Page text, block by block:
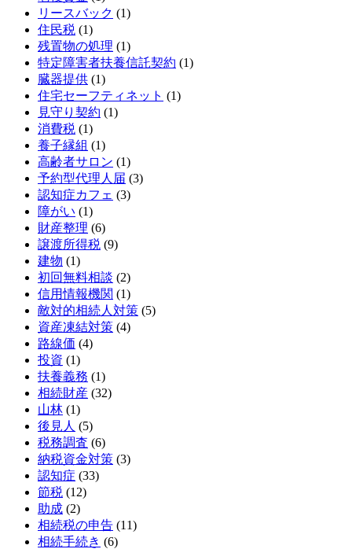
リースバック (1)
住民税 (1)
残置物の処理 (1)
特定障害者扶養信託契約 (1)
臓器提供 (1)
住宅セーフティネット (1)
見守り契約 (1)
消費税 (1)
養子縁組 (1)
高齢者サロン (1)
予約型代理人届 (3)
認知症カフェ (3)
障がい (1)
財産整理 (6)
譲渡所得税 (9)
建物 (1)
初回無料相談 (2)
信用情報機関 (1)
敵対的相続人対策 (5)
資産凍結対策 (4)
路線価 (4)
投資 (1)
扶養義務 (1)
相続財産 (32)
山林 (1)
後見人 (5)
税務調査 (6)
納税資金対策 (3)
認知症 (33)
節税 (12)
助成 (2)
相続税の申告 (11)
相続手続き (6)